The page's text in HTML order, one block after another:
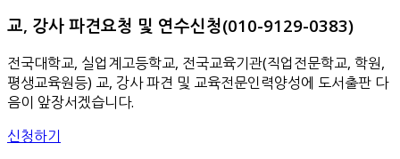
교, 강사 파견요청 및 연수신청(010-9129-0383)
전국대학교, 실업계고등학교, 전국교육기관(직업전문학교, 학원,
평생교육원등) 교, 강사 파견 및 교육전문인력양성에 도서출판 다
음이 앞장서겠습니다.
신청하기